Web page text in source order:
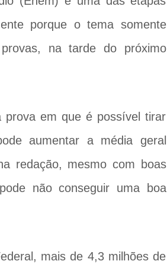
porque o tema somente
na tarde do próximo
em que é possível tirar
aumentar a média geral
redação, mesmo com boas
não conseguir uma boa
mais de 4,3 milhões de